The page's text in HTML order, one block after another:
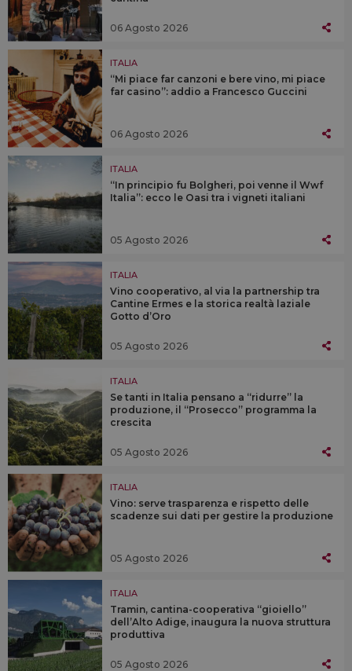
06 Agosto 2026
ITALIA
“Mi piace far canzoni e bere vino, mi piace
far casino”: addio a Francesco Guccini
06 Agosto 2026
ITALIA
“In principio fu Bolgheri, poi venne il Wwf
Italia”: ecco le Oasi tra i vigneti italiani
05 Agosto 2026
ITALIA
Vino cooperativo, al via la partnership tra
Cantine Ermes e la storica realtà laziale
Gotto d’Oro
05 Agosto 2026
ITALIA
Se tanti in Italia pensano a “ridurre” la
produzione, il “Prosecco” programma la
crescita
05 Agosto 2026
ITALIA
Vino: serve trasparenza e rispetto delle
scadenze sui dati per gestire la produzione
05 Agosto 2026
ITALIA
Tramin, cantina-cooperativa “gioiello”
dell’Alto Adige, inaugura la nuova struttura
produttiva
05 Agosto 2026